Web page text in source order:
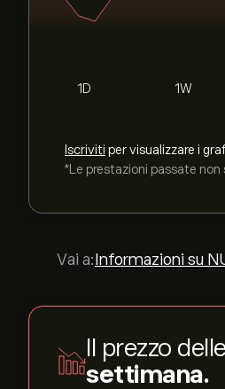
1D 1W
Iscriviti per visualizzare i
*Le prestazioni passate
Vai a: Informazioni su
Il prezzo
settimana.